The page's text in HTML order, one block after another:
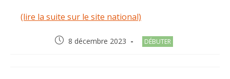
(lire la suite sur le site national)
Post8 décembre 2023
Post
DÉBUTER